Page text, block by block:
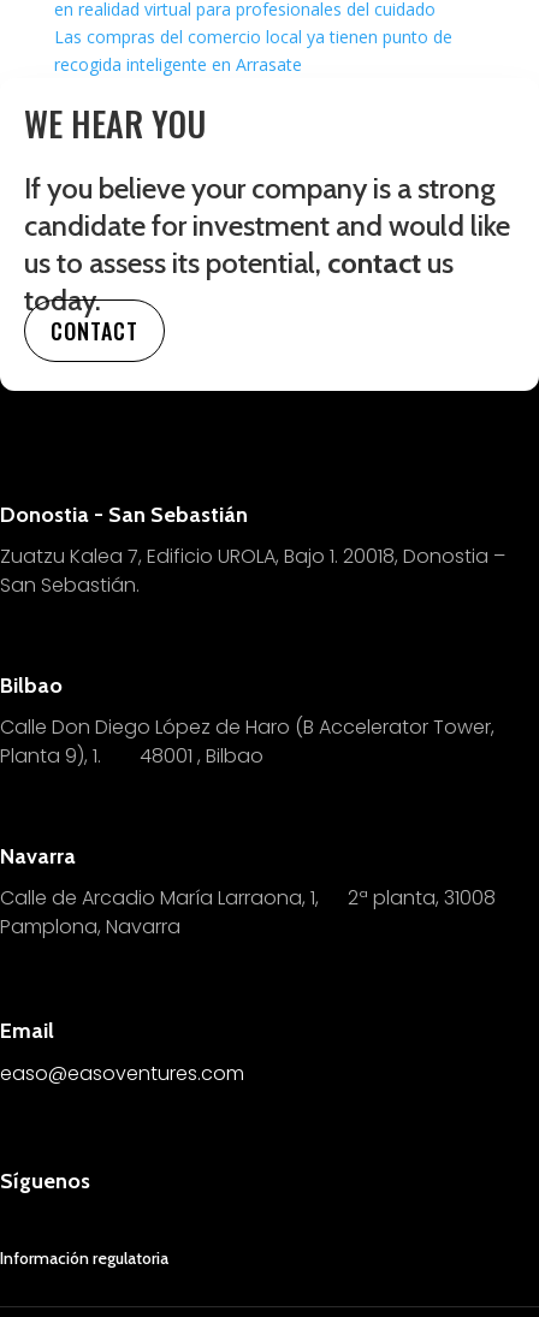
en realidad virtual para profesionales del cuidado
Las compras del comercio local ya tienen punto de
recogida inteligente en Arrasate
WE HEAR YOU
If you believe your company is a strong
candidate for investment and would like
us to assess its potential, contact us
today.
CONTACT
Donostia - San Sebastián
Zuatzu Kalea 7, Edificio UROLA, Bajo 1. 20018, Donostia –
San Sebastián.
Bilbao
Calle Don Diego López de Haro (B Accelerator Tower,
Planta 9), 1. 48001 , Bilbao
Navarra
Calle de Arcadio María Larraona, 1, 2ª planta, 31008
Pamplona, Navarra
Email
easo@easoventures.com
Síguenos
Información regulatoria